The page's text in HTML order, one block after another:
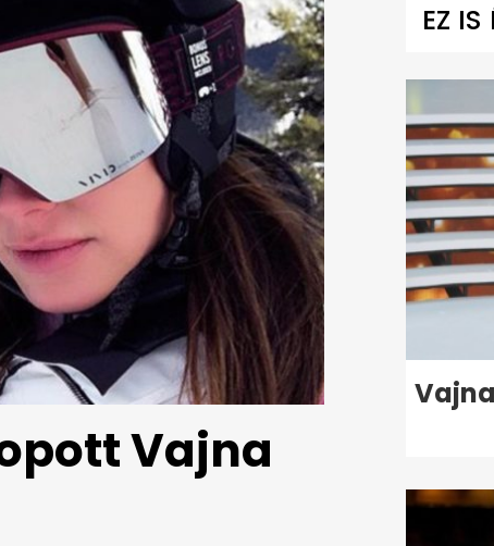
Vajna
EZ IS